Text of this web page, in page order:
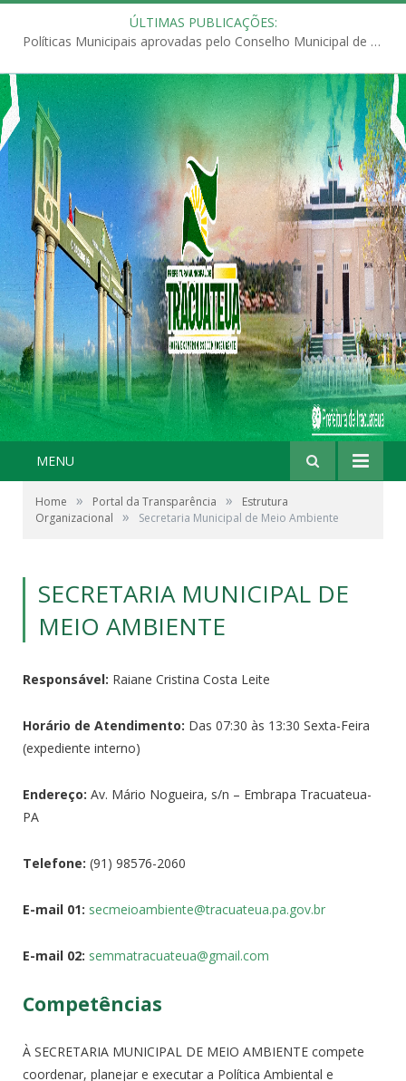
ÚLTIMAS PUBLICAÇÕES:
Políticas Municipais aprovadas pelo Conselho Municipal de Educação (CME)
MENU
Home » Portal da Transparência »
Estrutura
Organizacional
» Secretaria Municipal de Meio Ambiente
SECRETARIA MUNICIPAL DE
MEIO AMBIENTE
Responsável: Raiane Cristina Costa Leite
Horário de Atendimento: Das 07:30 às 13:30 Sexta-Feira
(expediente interno)
Endereço: Av. Mário Nogueira, s/n – Embrapa Tracuateua-
PA
Telefone: (91) 98576-2060
E-mail 01: secmeioambiente@tracuateua.pa.gov.br
E-mail 02: semmatracuateua@gmail.com
Competências
À SECRETARIA MUNICIPAL DE MEIO AMBIENTE compete
coordenar, planejar e executar a Política Ambiental e